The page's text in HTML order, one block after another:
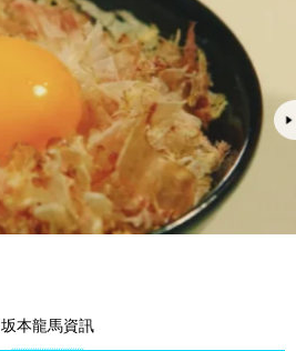
坂本龍馬資訊